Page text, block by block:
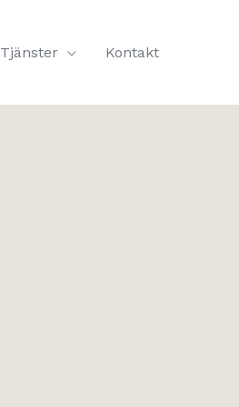
Tjänster Kontakt